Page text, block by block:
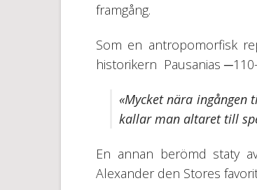
framgång.
Som en antropomorfisk
historikern Pausanias
«Mycket nära
kallar man altaret till
En annan berömd staty
Alexander den Stores